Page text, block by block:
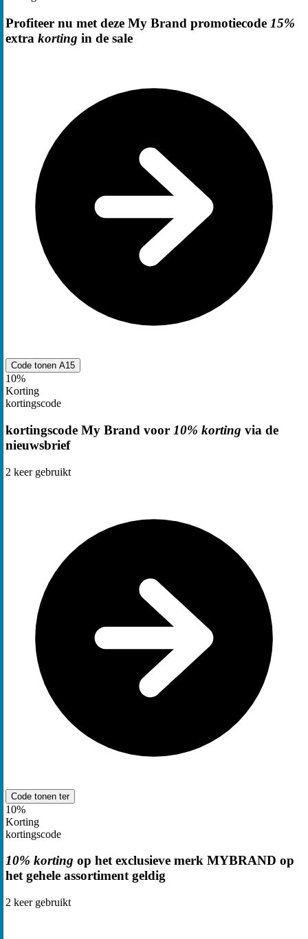
Profiteer nu met deze My Brand promotiecode 15%
extra korting in de sale
Code tonen A15
10%
Korting
kortingscode
kortingscode My Brand voor 10% korting via de
nieuwsbrief
2 keer gebruikt
Code tonen ter
10%
Korting
kortingscode
10% korting op het exclusieve merk MYBRAND op
het gehele assortiment geldig
2 keer gebruikt